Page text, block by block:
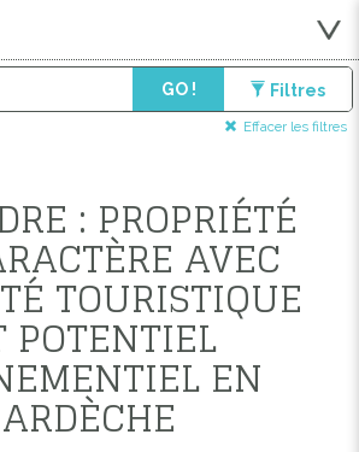
GO ! Filtres
Effacer les filtres
: PROPRIÉTÉ
AVEC
TOURISTIQUE
POTENTIEL
EN
ARDÈCHE